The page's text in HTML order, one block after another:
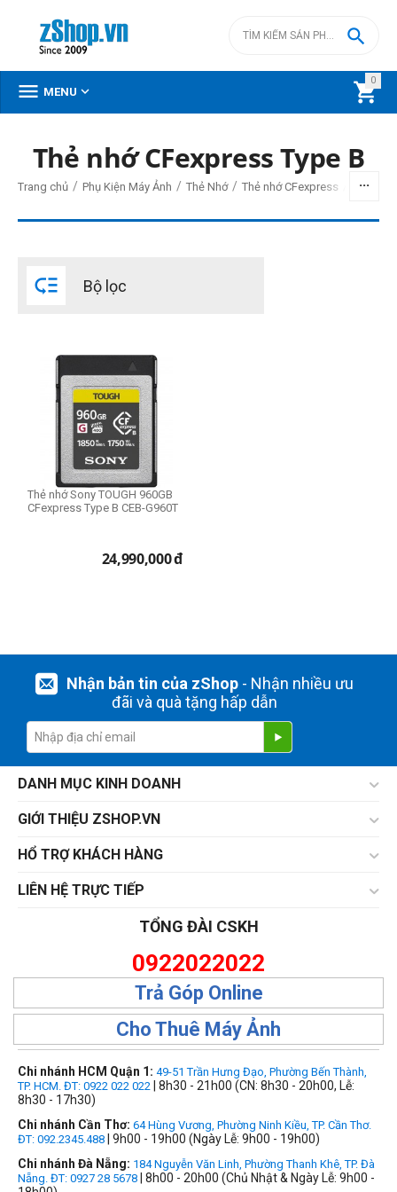
0


 MENU 
Thẻ nhớ CFexpress Type B
Trang chủ / Phụ Kiện Máy Ảnh / Thẻ Nhớ / Thẻ nhớ CFexpress Thẻ
 Bộ lọc
Thẻ nhớ Sony TOUGH 960GB
CFexpress Type B CEB-G960T
24,990,000đ
Nhận bản tin của zShop- Nhận nhiều ưu
đãi và quà tặng hấp dẫn
DANH MỤC KINH DOANH
GIỚI THIỆU ZSHOP.VN
HỔ TRỢ KHÁCH HÀNG
LIÊN HỆ TRỰC TIẾP
TỔNG ĐÀI CSKH
0922022022
Trả Góp Online
Cho Thuê Máy Ảnh
Chi nhánh HCM Quận 1: 49-51 Trần Hưng Đạo, Phường Bến Thành,
TP. HCM. ĐT: 0922 022 022 | 8h30 - 21h00 (CN: 8h30 - 20h00, Lễ:
8h30 - 17h30)
Chi nhánh Cần Thơ: 64 Hùng Vương, Phường Ninh Kiều, TP. Cần Thơ.
ĐT: 092.2345.488 | 9h00 - 19h00 (Ngày Lễ: 9h00 - 19h00)
Chi nhánh Đà Nẵng: 184 Nguyễn Văn Linh, Phường Thanh Khê, TP. Đà
Nẵng. ĐT: 0927 28 5678 | 8h00 - 20h00 (Chủ Nhật & Ngày Lễ: 9h00 -